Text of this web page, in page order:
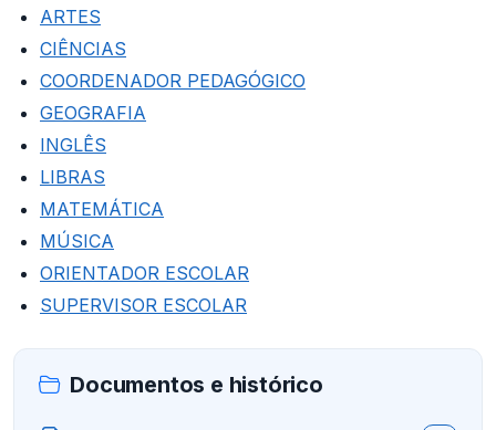
ARTES
CIÊNCIAS
COORDENADOR PEDAGÓGICO
GEOGRAFIA
INGLÊS
LIBRAS
MATEMÁTICA
MÚSICA
ORIENTADOR ESCOLAR
SUPERVISOR ESCOLAR
Documentos e histórico